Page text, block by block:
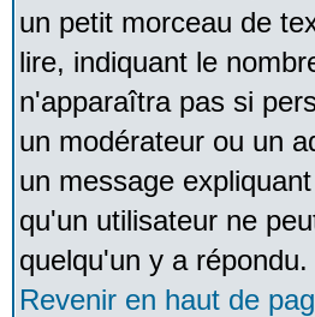
un petit morceau de
lire, indiquant le
n'apparaîtra pas si
un modérateur ou un
un message
qu'un utilisateur ne
quelqu'un y a répondu.
Revenir en haut de